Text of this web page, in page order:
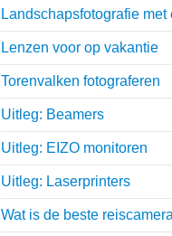
Landschapsfotografie met
Lenzen voor op vakantie
Torenvalken fotograferen
Uitleg: Beamers
Uitleg: EIZO monitoren
Uitleg: Laserprinters
Wat is de beste